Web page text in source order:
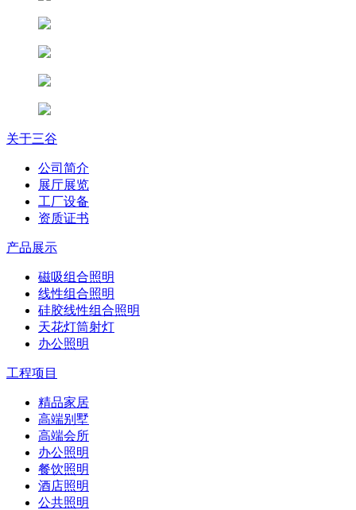
关于三谷
公司简介
展厅展览
工厂设备
资质证书
产品展示
磁吸组合照明
线性组合照明
硅胶线性组合照明
天花灯筒射灯
办公照明
工程项目
精品家居
高端别墅
高端会所
办公照明
餐饮照明
酒店照明
公共照明